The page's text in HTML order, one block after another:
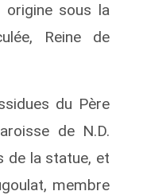
origine sous la
Reine de
du Père
de N.D.
de la statue, et
membre